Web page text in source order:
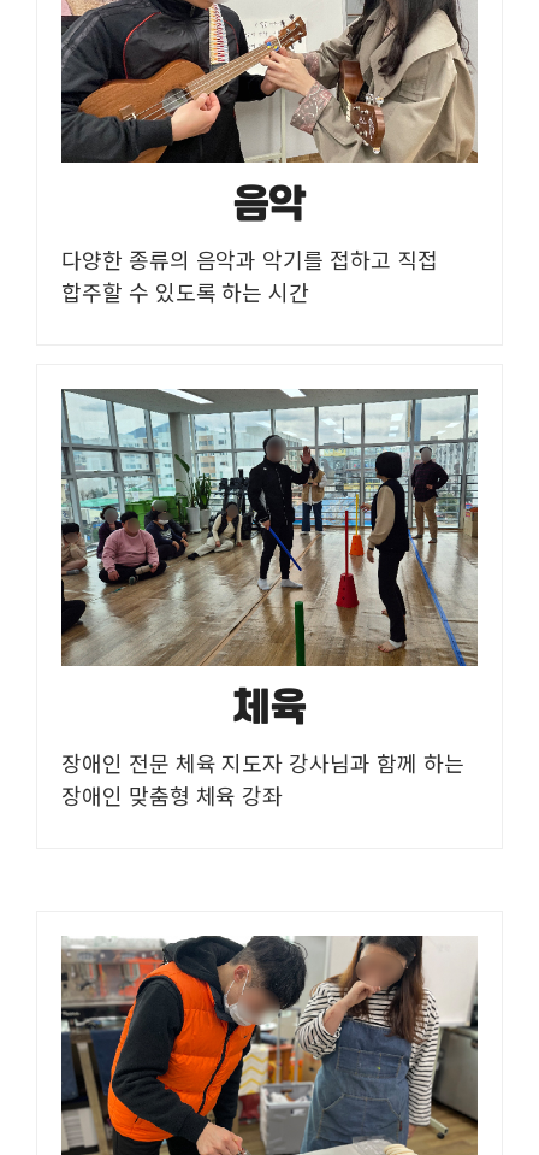
음악
다양한 종류의 음악과 악기를 접하고 직접
합주할 수 있도록 하는 시간
체육
장애인 전문 체육 지도자 강사님과 함께 하는
장애인 맞춤형 체육 강좌